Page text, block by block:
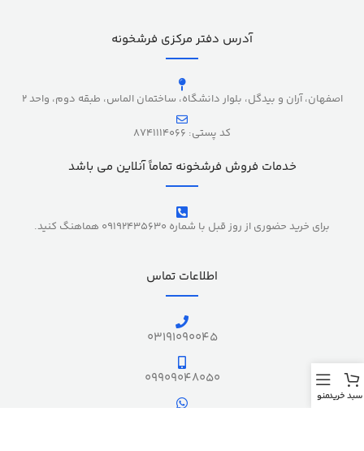
آدرس دفتر مرکزی فرشخونه
اصفهان، آران و بیدگل، بلوار دانشگاه، ساختمان الماس، طبقه دوم، واحد 2
کد پستی: 8741114066
خدمات فروش فرشخونه تماماً آنلاین می باشد
برای خرید حضوری از روز قبل با شماره 09192435630 هماهنگ کنید.
اطلاعات تماس
03191090045
09909048050
سبد خریدمنو